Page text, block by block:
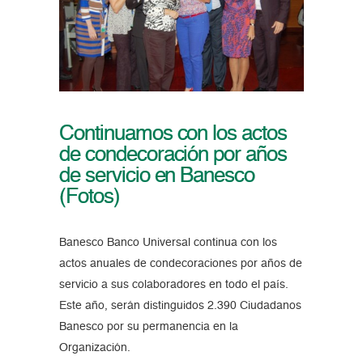
Continuamos con los actos
de condecoración por años
de servicio en Banesco
(Fotos)
Banesco Banco Universal continua con los
actos anuales de condecoraciones por años de
servicio a sus colaboradores en todo el país.
Este año, serán distinguidos 2.390 Ciudadanos
Banesco por su permanencia en la
Organización.